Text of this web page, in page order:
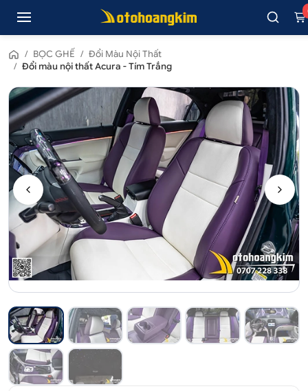
/ BỌC GHẾ / Đổi Màu Nội Thất
/ Đổi màu nội thất Acura - Tím Trắng